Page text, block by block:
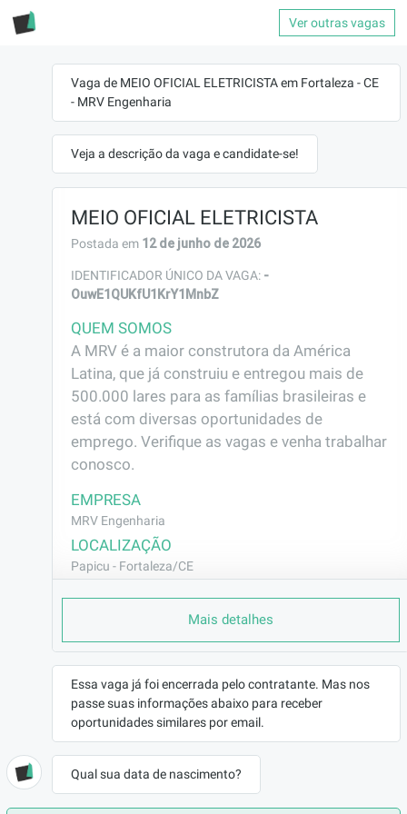
Ver outras vagas
Vaga de MEIO OFICIAL ELETRICISTA em Fortaleza - CE
- MRV Engenharia
Veja a descrição da vaga e candidate-se!
MEIO OFICIAL ELETRICISTA
Postada em 12 de junho de 2026
IDENTIFICADOR ÚNICO DA VAGA: -
OuwE1QUKfU1KrY1MnbZ
QUEM SOMOS
A MRV é a maior construtora da América
Latina, que já construiu e entregou mais de
500.000 lares para as famílias brasileiras e
está com diversas oportunidades de
emprego. Verifique as vagas e venha trabalhar
conosco.
EMPRESA
MRV Engenharia
LOCALIZAÇÃO
Papicu - Fortaleza/CE
CONTRATO
REMUNERAÇÃO
R$1794,00
VAGA AFIRMATIVA
Não
Construção Civil
BENEFÍCIOS
Mais detalhes
Essa vaga já foi encerrada pelo contratante. Mas nos
passe suas informações abaixo para receber
oportunidades similares por email.
Qual sua data de nascimento?